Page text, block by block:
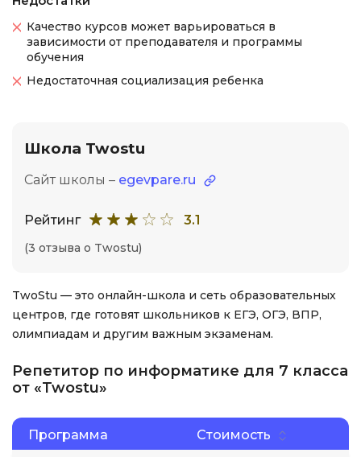
Качество курсов может варьироваться в
зависимости от преподавателя и программы
обучения
Недостаточная социализация ребенка
Школа Twostu
Сайт школы – egevpare.ru
Рейтинг 3.1
(3 отзыва о Twostu)
TwoStu — это онлайн-школа и сеть образовательных
центров, где готовят школьников к ЕГЭ, ОГЭ, ВПР,
олимпиадам и другим важным экзаменам.
Репетитор по информатике для 7 класса
от «Twostu»
Программа Стоимость